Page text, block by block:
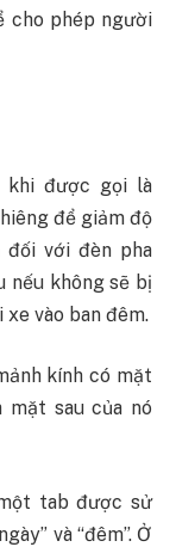
cho phép người
khi được gọi là
để giảm độ
đối với đèn pha
nếu không sẽ bị
vào ban đêm.
kính có mặt
sau của nó
tab được sử
và “đêm”. Ở